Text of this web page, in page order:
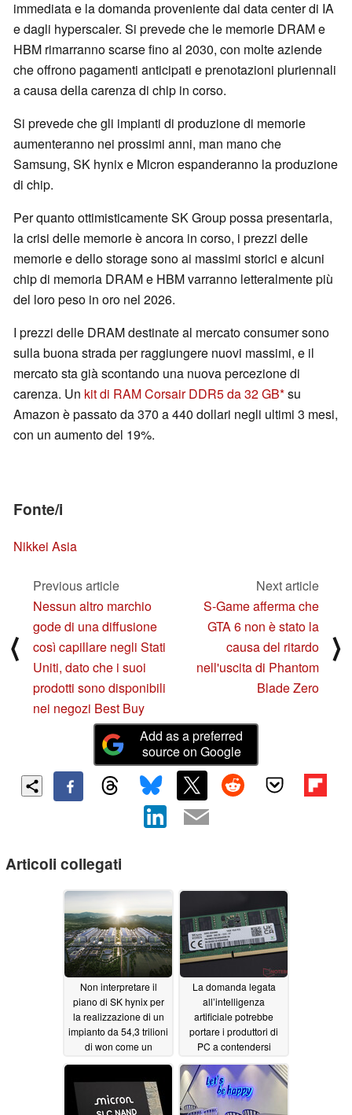
immediata e la domanda proveniente dai data center di IA
e dagli hyperscaler. Si prevede che le memorie DRAM e
HBM rimarranno scarse fino al 2030, con molte aziende
che offrono pagamenti anticipati e prenotazioni pluriennali
a causa della carenza di chip in corso.
Si prevede che gli impianti di produzione di memorie
aumenteranno nei prossimi anni, man mano che
Samsung, SK hynix e Micron espanderanno la produzione
di chip.
Per quanto ottimisticamente SK Group possa presentarla,
la crisi delle memorie è ancora in corso, i prezzi delle
memorie e dello storage sono ai massimi storici e alcuni
chip di memoria DRAM e HBM varranno letteralmente più
del loro peso in oro nel 2026.
I prezzi delle DRAM destinate al mercato consumer sono
sulla buona strada per raggiungere nuovi massimi, e il
mercato sta già scontando una nuova percezione di
carenza. Un kit di RAM Corsair DDR5 da 32 GB su
Amazon è passato da 370 a 440 dollari negli ultimi 3 mesi,
con un aumento del 19%.
Fonte/i
Nikkei Asia
⟨
Previous article
Nessun altro marchio
gode di una diffusione
così capillare negli Stati
Uniti, dato che i suoi
prodotti sono disponibili
nei negozi Best Buy
Next article
S-Game afferma che
GTA 6 non è stato la
causa del ritardo
nell'uscita di Phantom
Blade Zero
⟩
Add as a preferred
source on Google
Articoli collegati
Non interpretare il
piano di SK hynix per
la realizzazione di un
impianto da 54,3 trilioni
di won come un
La domanda legata
all’intelligenza
artificiale potrebbe
portare i produttori di
PC a contendersi
calo nel 2027
08/07/2026